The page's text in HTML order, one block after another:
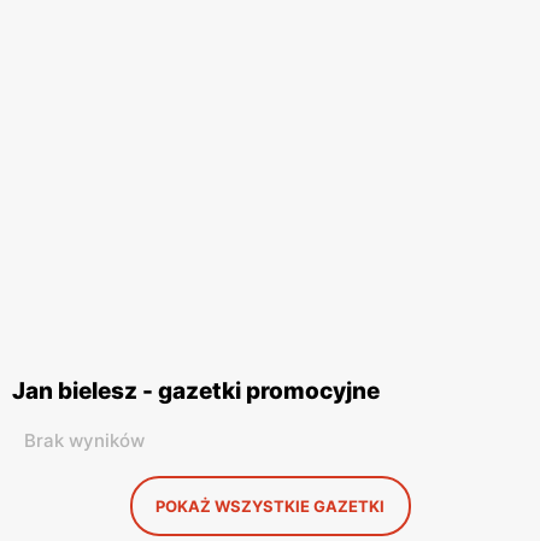
Jan bielesz - gazetki promocyjne
Brak wyników
POKAŻ WSZYSTKIE GAZETKI